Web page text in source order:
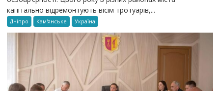
капітально відремонтують вісім тротуарів,...
Дніпро Кам'янське Україна